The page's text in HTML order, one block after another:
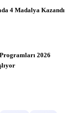
4 Madalya Kazandı
2026